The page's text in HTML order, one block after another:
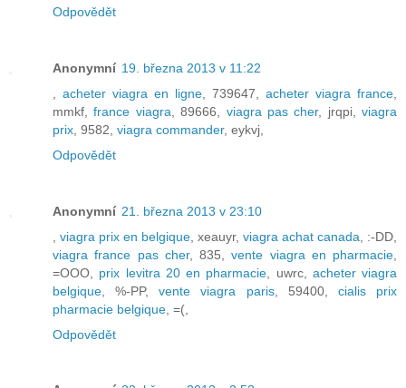
Odpovědět
Anonymní 19. března 2013 v 11:22
acheter viagra en ligne , 739647, acheter viagra france
mmkf,france viagra , 89666, viagra pas cher, jrqpi, viagra
prix , 9582, viagra commander, eykvj,
Odpovědět
Anonymní 21. března 2013 v 23:10
viagra prix en belgique , xeauyr, viagra achat canada , :-DD,
viagra france pas cher, 835,vente viagra en pharmacie
=OOO, prix levitra 20 en pharmacie , uwrc, acheter viagra
belgique , %-PP,vente viagra paris, 59400, cialis prix
pharmacie belgique , =(,
Odpovědět